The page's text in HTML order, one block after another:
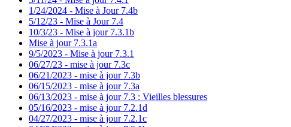
1/24/2024 - Mise à Jour 7.4b
5/12/23 - Mise à Jour 7.4
10/3/23 - Mise à jour 7.3.1b
Mise à jour 7.3.1a
9/5/2023 - Mise à jour 7.3.1
06/27/23 - mise à jour 7.3c
06/21/2023 - mise à jour 7.3b
06/15/2023 - mise à jour 7.3a
06/13/2023 - mise à jour 7.3 : Vieilles blessures
05/16/2023 - mise à jour 7.2.1d
04/27/2023 - mise à jour 7.2.1c